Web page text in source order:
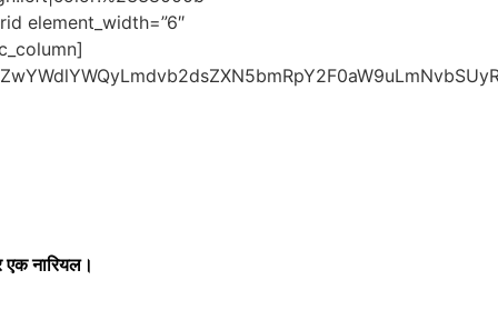
element_width=”6″
एक नारियल।